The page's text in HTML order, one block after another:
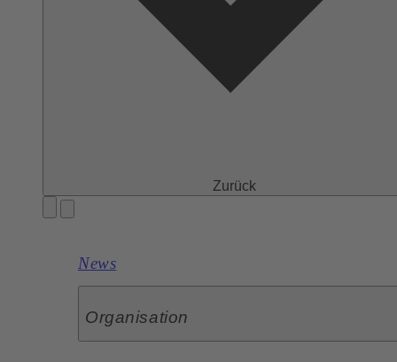
Zurück
News
Organisation